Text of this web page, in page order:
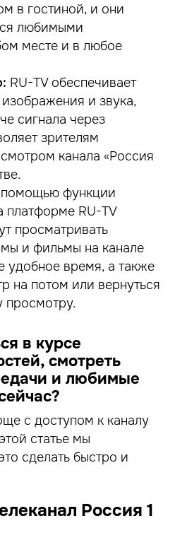
в гостиной, и они
любимыми
месте и в любое
RU-TV обеспечивает
и звука,
сигнала через
зрителям
канала «Россия
функции
платформе RU-TV
просматривать
и фильмы на канале
удобное время, а также
на потом или вернуться
просмотру.
в курсе
смотреть
и любимые
с доступом к каналу
статье мы
сделать быстро и
Россия 1